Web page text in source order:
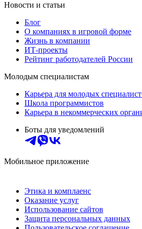
Новости и статьи
Блог
О компаниях в игровой форме
Жизнь в компании
ИТ-проекты
Рейтинг работодателей России
Молодым специалистам
Карьера для молодых
Школа программистов
Карьера в некоммерческих
Боты для уведомлений
Мобильное приложение
Этика и комплаенс
Оказание услуг
Использование сайтов
Защита персональных данных